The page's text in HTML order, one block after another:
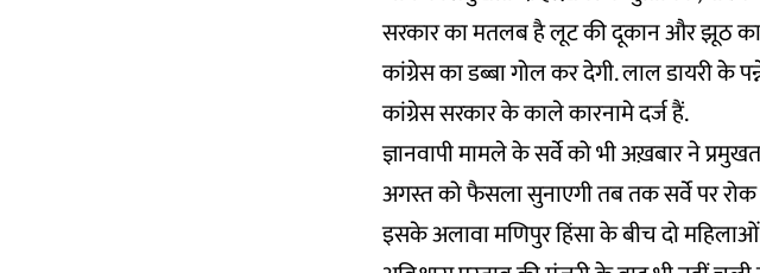
सरकार का मतलब है लूट की दूकान और झूठ का
कांग्रेस का डब्बा गोल कर देगी. लाल डायरी
कांग्रेस सरकार के काले कारनामे दर्ज हैं.
ज्ञानवापी मामले के सर्वे को भी अख़बार ने
अगस्त को फैसला सुनाएगी तब तक सर्वे पर रोक
इसके अलावा मणिपुर हिंसा के बीच दो